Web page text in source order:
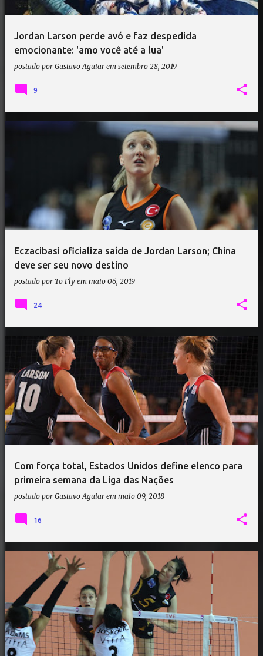
Jordan Larson perde avó e faz despedida
emocionante: 'amo você até a lua'
postado por Gustavo Aguiar em setembro 28, 2019
9
Eczacibasi oficializa saída de Jordan Larson; China
deve ser seu novo destino
postado por To Fly em maio 06, 2019
24
Com força total, Estados Unidos define elenco para
primeira semana da Liga das Nações
postado por Gustavo Aguiar em maio 09, 2018
16